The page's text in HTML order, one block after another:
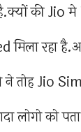
की
रहा
ने तोह Jio
लोगो को